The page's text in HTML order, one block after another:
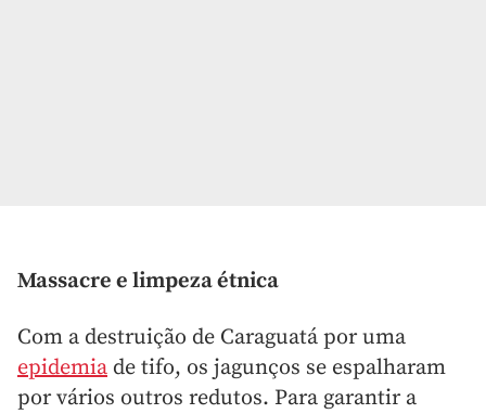
Massacre e limpeza étnica
Com a destruição de Caraguatá por uma
epidemia de tifo, os jagunços se espalharam
por vários outros redutos. Para garantir a